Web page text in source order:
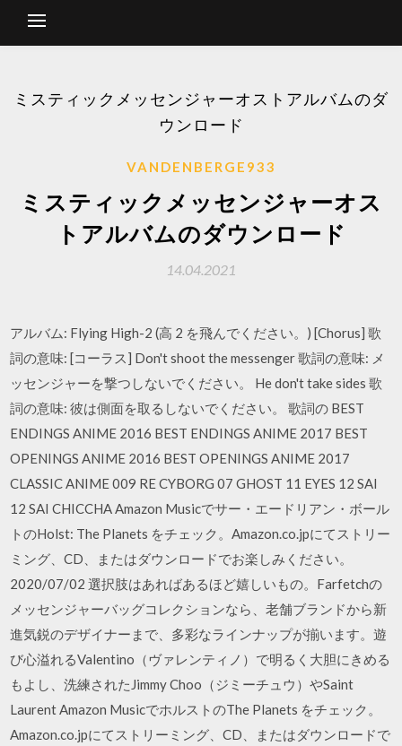
ミスティックメッセンジャーオストアルバムのダ
ウンロード
VANDENBERGE933
ミスティックメッセンジャーオス
トアルバムのダウンロード
14.04.2021
アルバム: Flying High-2 (高 2 を飛んでください。) [Chorus] 歌
詞の意味: [コーラス] Don't shoot the messenger 歌詞の意味: メ
ッセンジャーを撃つしないでください。 He don't take sides 歌
詞の意味: 彼は側面を取るしないでください。 歌詞の BEST
ENDINGS ANIME 2016 BEST ENDINGS ANIME 2017 BEST
OPENINGS ANIME 2016 BEST OPENINGS ANIME 2017
CLASSIC ANIME 009 RE CYBORG 07 GHOST 11 EYES 12 SAI
12 SAI CHICCHA Amazon Musicでサー・エードリアン・ボール
トのHolst: The Planets をチェック。Amazon.co.jpにてストリー
ミング、CD、またはダウンロードでお楽しみください。
2020/07/02 選択肢はあればあるほど嬉しいもの。Farfetchの
メッセンジャーバッグコレクションなら、老舗ブランドから新
進気鋭のデザイナーまで、多彩なラインナップが揃います。遊
び心溢れるValentino（ヴァレンティノ）で明るく大胆にきめる
もよし、洗練されたJimmy Choo（ジミーチュウ）やSaint
Laurent Amazon MusicでホルストのThe Planets をチェック。
Amazon.co.jpにてストリーミング、CD、またはダウンロードで